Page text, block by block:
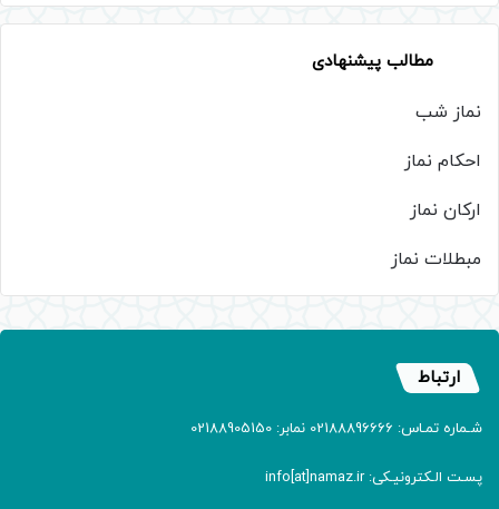
مطالب پیشنهادی
نماز شب
احکام نماز
ارکان نماز
مبطلات نماز
ارتباط
شـماره تمـاس: 02188896666 نمابر: 02188905150
پسـت الـکترونیـکی: info[at]namaz.ir